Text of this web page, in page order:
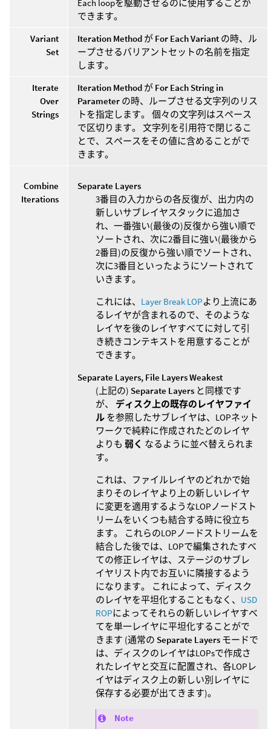
Each loopを駆動させるのに使用することが
できます。
Variant
Set
Iteration Method が For Each Variant の時、ル
ープさせるバリアントセットの名前を指定
します。
Iterate
Over
Strings
Iteration Method が For Each String in
Parameter の時、ループさせる文字列のリス
トを指定します。 個々の文字列はスペース
で区切ります。 文字列を引用符で閉じるこ
とで、スペースをその値に含めることがで
きます。
Combine
Iterations
Separate Layers
3番目の入力からの各反復が、出力内の
新しいサブレイヤスタックに追加さ
れ、一番強い(最後の)反復から強い順で
ソートされ、次に2番目に強い(最後から
2番目)の反復から強い順でソートされ、
次に3番目といったようにソートされて
いきます。
これには、 Layer Break LOPより上流にあ
るレイヤが含まれるので、そのような
レイヤを後のレイヤすべてに対して引
き続きコンテキストを用意することが
できます。
Separate Layers, File Layers Weakest
(上記の) Separate Layers と同様です
が、 ディスク上の既存のレイヤファイ
ル を参照したサブレイヤは、LOPネット
ワークで純粋に作成されたどのレイヤ
よりも 弱く なるように並べ替えられま
す。
これは、ファイルレイヤのどれかで始
まりそのレイヤより上の新しいレイヤ
に変更を適用するようなLOPノードスト
リームをいくつも結合する時に役立ち
ます。 これらのLOPノードストリームを
結合した後では、LOPで編集されたすべ
ての修正レイヤは、ステージのサブレ
イヤリスト内でお互いに隣接するよう
になります。 これによって、ディスク
のレイヤを平坦化することもなく、 USD
ROPによってそれらの新しいレイヤすべ
てを単一レイヤに平坦化することがで
きます (通常の Separate Layers モードで
は、ディスクのレイヤはLOPsで作成さ
れたレイヤと交互に配置され、各LOPレ
イヤはディスク上の新しい別レイヤに
保存する必要が出てきます)。
Note